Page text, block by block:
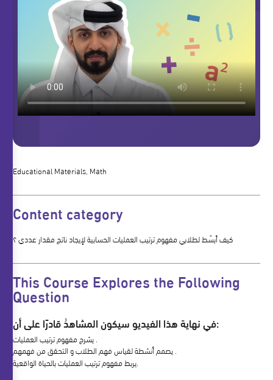
Educational Materials, Math
Content category
كيف أبسّط لطلابي مفهوم ترتيب العمليات الحسابية لإيجاد ناتج مقدار عددي ؟
This Course Explores the Following
Question
في نهاية هذا الفيديو سيكون المشاهدُ قادرًا على أن:
يشرح مفهوم ترتيب العمليات .
يصمم أنشطة لقياس فهم الطلاب و التحقق من فهمهم .
يربط مفهوم ترتيب العمليات بالحياة الواقعية.